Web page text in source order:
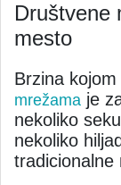
Društvene
mesto
Brzina
mrežama je
nekoliko
nekoliko
tradicionalne